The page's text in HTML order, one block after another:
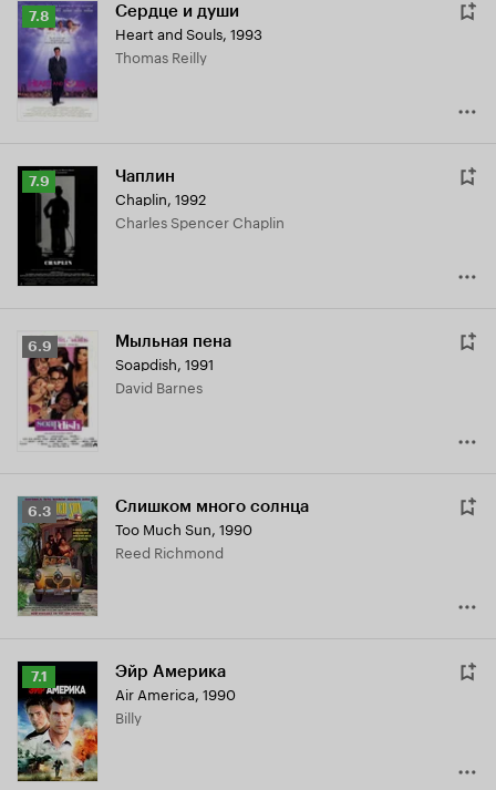
Рейтинг
Кинопоиска
7.8
7.8 Сердце и души
Heart and Souls, 1993
Thomas Reilly
Рейтинг
Кинопоиска
7.9
7.9 Чаплин
Chaplin, 1992
Charles Spencer Chaplin
Рейтинг
Кинопоиска
6.9
6.9 Мыльная пена
Soapdish, 1991
David Barnes
Рейтинг
Кинопоиска
6.3
6.3 Слишком много солнца
Too Much Sun, 1990
Reed Richmond
Рейтинг
Кинопоиска
7.1
7.1 Эйр Америка
Air America, 1990
Billy